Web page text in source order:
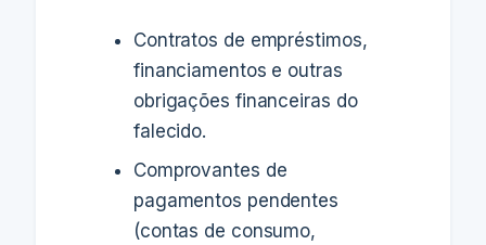
Contratos de empréstimos,
financiamentos e outras
obrigações financeiras do
falecido.
Comprovantes de
pagamentos pendentes
(contas de consumo,